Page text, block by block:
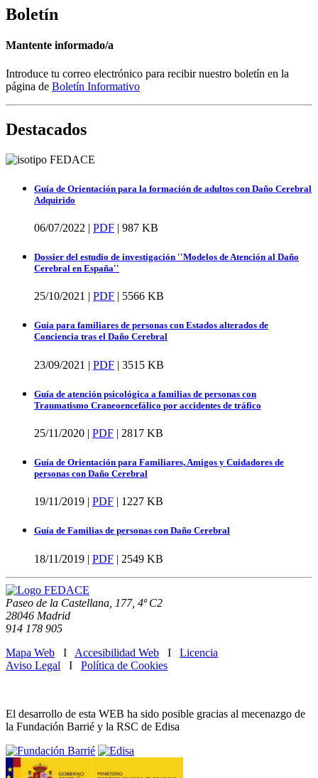
Boletín
Mantente informado/a
Introduce tu correo electrónico para recibir nuestro boletín en la
página de Boletín Informativo
Destacados
Guía de Orientación para la formación de adultos con Daño Cerebral
Adquirido
06/07/2022 | PDF | 987 KB
Dossier del estudio de investigación ''Modelos de Atención al Daño
Cerebral en España''
25/10/2021 | PDF | 5566 KB
Guía para familiares de personas con Estados alterados de
Conciencia tras el Daño Cerebral
23/09/2021 | PDF | 3515 KB
Guía de atención psicológica a familias de personas con
Traumatismo Craneoencefálico por accidentes de tráfico
25/11/2020 | PDF | 2817 KB
Guía de Orientación para Familiares, Amigos y Cuidadores de
personas con Daño Cerebral
19/11/2019 | PDF | 1227 KB
Guía de Familias de personas con Daño Cerebral
18/11/2019 | PDF | 2549 KB
Paseo de la Castellana, 177, 4ª C2
28046 Madrid
914 178 905
Mapa Web I Accesibilidad Web I Licencia
Aviso Legal I Política de Cookies
El desarrollo de esta WEB ha sido posible gracias al mecenazgo de
la Fundación Barrié y la RSC de Edisa